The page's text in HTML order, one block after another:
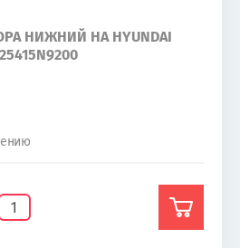
НИЖНИЙ НА HYUNDAI